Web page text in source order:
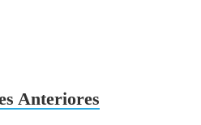
Anteriores